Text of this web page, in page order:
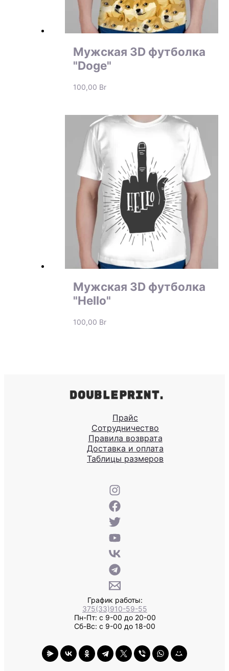
Мужская 3D футболка
"Doge"
100,00 Br
Мужская 3D футболка
"Hello"
100,00 Br
Прайс
Сотрудничество
Правила возврата
Доставка и оплата
Таблицы размеров
График работы:
375(33)910-59-55
Пн-Пт: с 9-00 до 20-00
Сб-Вс: с 9-00 до 18-00